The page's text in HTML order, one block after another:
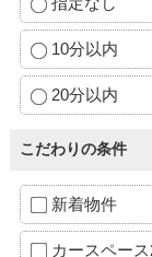
10分以内
20分以内
こだわりの条件
新着物件
カースペー